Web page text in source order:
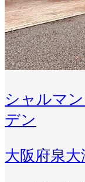
シャルマ
デン
大阪府泉大